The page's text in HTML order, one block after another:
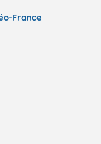
France